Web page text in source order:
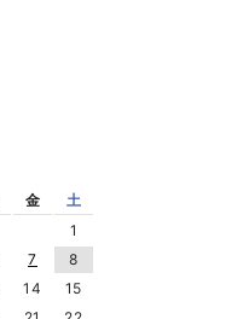
金
土
1
7
8
14
15